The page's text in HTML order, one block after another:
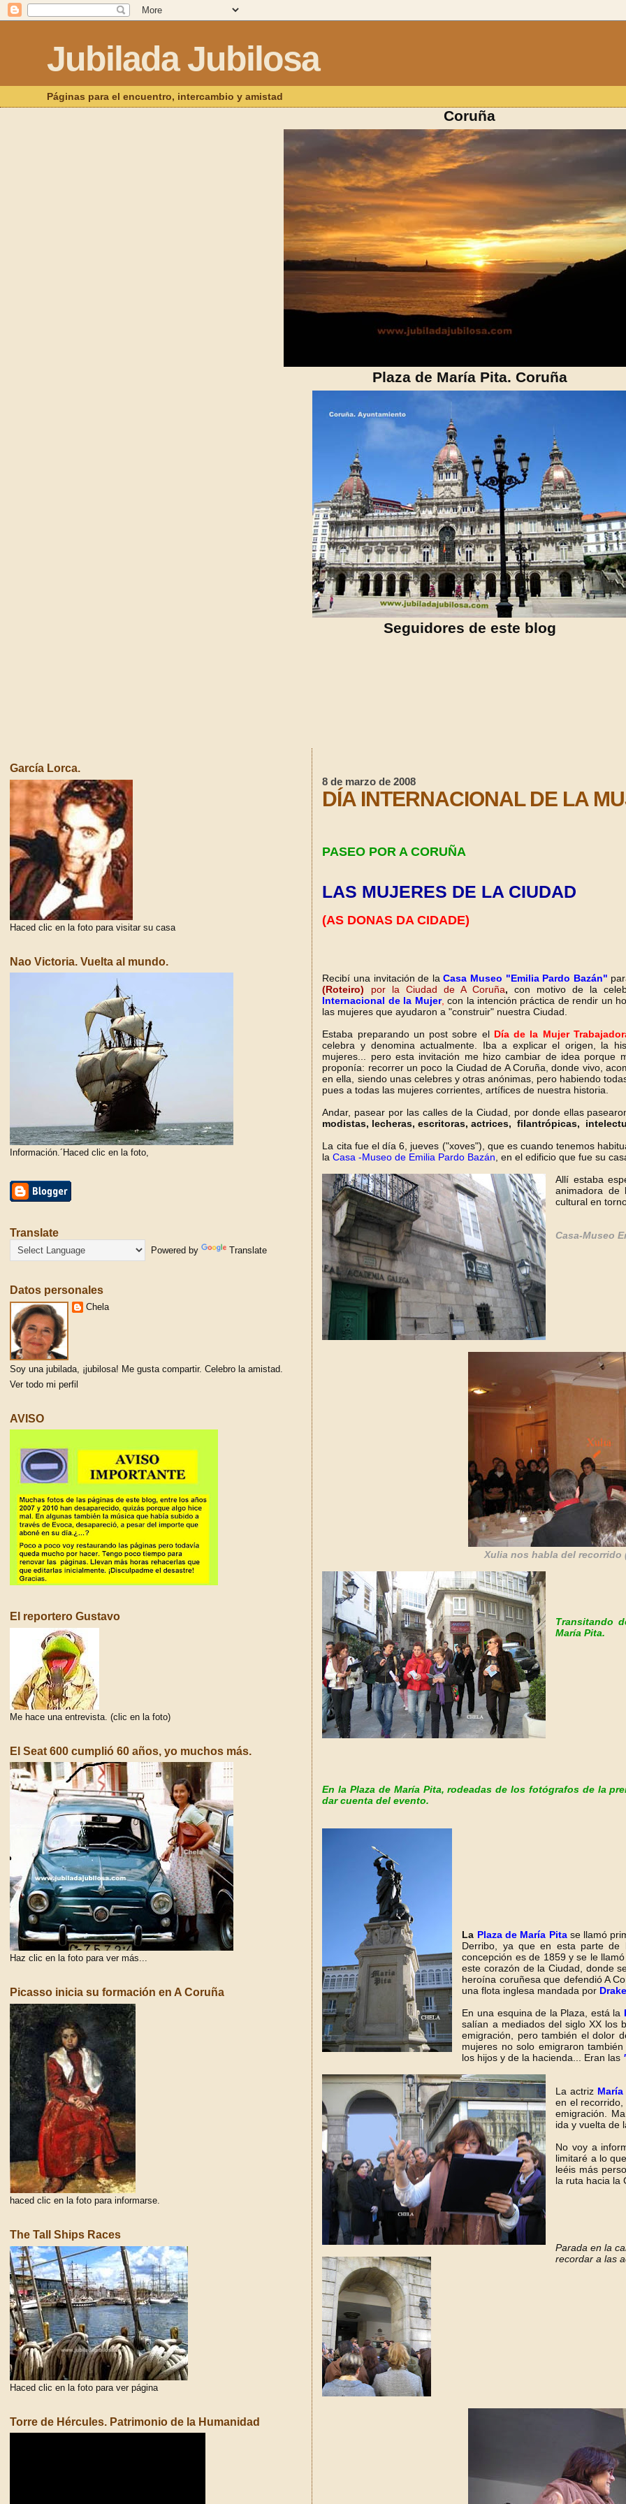
Jubilada Jubilosa
Páginas para el encuentro, intercambio y amistad
Coruña
Plaza de María Pita. Coruña
Seguidores de este blog
8 de marzo de 2008
DÍA INTERNACIONAL DE LA
PASEO POR A CORUÑA
LAS MUJERES DE LA CIUDAD
(AS DONAS DA CIDADE)
Recibí una invitación de laCasa Museo "Emilia Pardo Bazán"
(Roteiro) por la Ciudad de A Coruña, con motivo de la
Internacional de la Mujer, con la intención práctica de rendir un
las mujeres que ayudaron a "construir" nuestra Ciudad.
Estaba preparando un post sobre el Día de la Mujer
celebra y denomina actualmente. Iba a explicar el origen, la
mujeres... pero esta invitación me hizo cambiar de idea
proponía: recorrer un poco la Ciudad de A Coruña, donde vivo,
en ella, siendo unas celebres y otras anónimas, pero habiendo
pues a todas las mujeres corrientes, artífices de nuestra historia.
Andar, pasear por las calles de la Ciudad, por donde ellas
modistas, lecheras, escritoras, actrices, filantrópicas,
La cita fue el día 6, jueves ("xoves"), que es cuando tenemos
laCasa -Museo de Emilia Pardo Bazán , en el edificio que fue su
Allí estaba
animadora de
cultural en
Casa-Museo
Xulia nos habla del
Transitando
María Pita.
En la Plaza de María Pita, rodeadas de los fotógrafos de la
dar cuenta del evento.
La Plaza de María Pita se llamó
Derribo, ya que en esta parte de
concepción es de 1859 y se le
este corazón de la Ciudad, donde
heroína coruñesa que defendió A
una flota inglesa mandada por
En una esquina de la Plaza, está la
salían a mediados del siglo XX los
emigración, pero también el dolor
mujeres no solo emigraron
los hijos y de la hacienda... Eran las
La actriz
en el
emigración.
ida y vuelta de
No voy a
limitaré a lo
leéis más
la ruta hacia la
Parada en la
recordar a las
García Lorca.
Haced clic en la foto para visitar su casa
Nao Victoria. Vuelta al mundo.
Información.´Haced clic en la foto,
Translate
Powered by Translate
Datos personales
Chela
Soy una jubilada, ¡jubilosa! Me gusta compartir. Celebro la amistad.
Ver todo mi perfil
AVISO
El reportero Gustavo
Me hace una entrevista. (clic en la foto)
El Seat 600 cumplió 60 años, yo muchos más.
Haz clic en la foto para ver más...
Picasso inicia su formación en A Coruña
haced clic en la foto para informarse.
The Tall Ships Races
Haced clic en la foto para ver página
Torre de Hércules. Patrimonio de la Humanidad